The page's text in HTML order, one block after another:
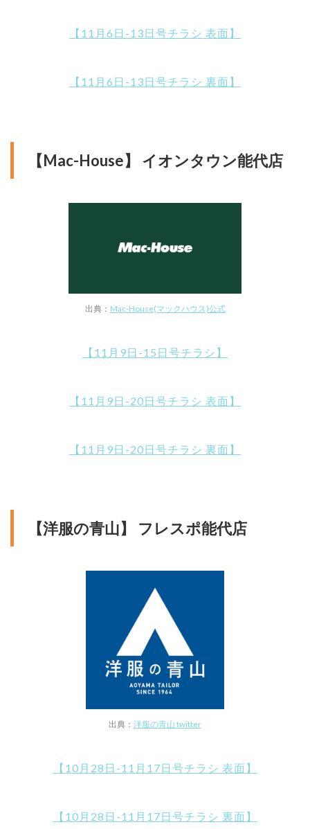
【11月6日-13日号チラシ 表面】
【11月6日-13日号チラシ 裏面】
【Mac-House】 イオンタウン能代店
出典： Mac-House(マックハウス)公式
【11月9日-15日号チラシ】
【11月9日-20日号チラシ 表面】
【11月9日-20日号チラシ 裏面】
【洋服の青山】 フレスポ能代店
出典： 洋服の青山 twitter
【10月28日-11月17日号チラシ 表面】
【10月28日-11月17日号チラシ 裏面】